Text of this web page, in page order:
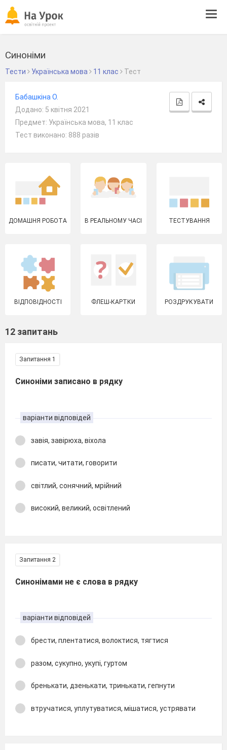
Синоніми
Тести Українська мова 11 клас Тест
Бабашкіна О.
Додано: 5 квітня 2021
Предмет: Українська мова, 11 клас
Тест виконано: 888 разів
ДОМАШНЯ РОБОТА В РЕАЛЬНОМУ ЧАСІ ТЕСТУВАННЯ
ВІДПОВІДНОСТІ ФЛЕШ-КАРТКИ РОЗДРУКУВАТИ
12 запитань
Запитання 1
Синоніми записано в рядку
варіанти відповідей
завія, завірюха, віхола
писати, читати, говорити
світлий, сонячний, мрійний
високий, великий, освітлений
Запитання 2
Синонімами не є слова в рядку
варіанти відповідей
брести, плентатися, волоктися, тягтися
разом, сукупно, укупі, гуртом
бренькати, дзенькати, тринькати, гепнути
втручатися, уплутуватися, мішатися, устрявати